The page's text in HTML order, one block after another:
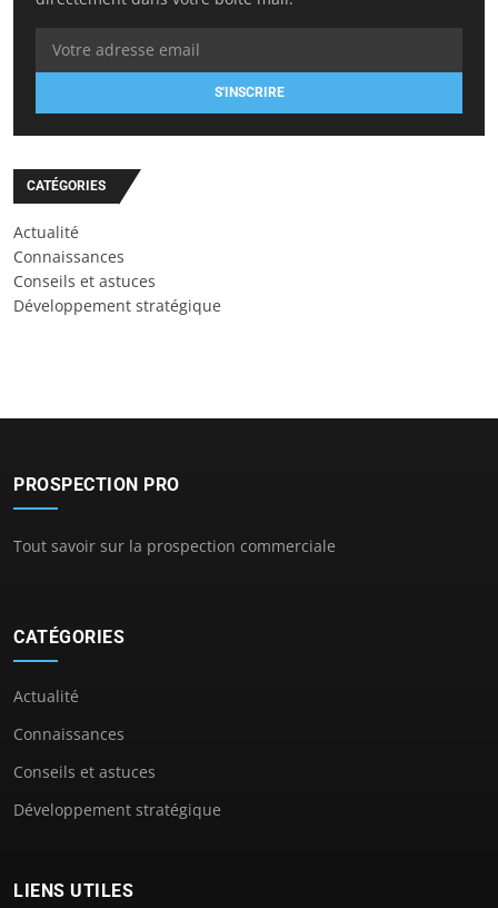
S'INSCRIRE
CATÉGORIES
Actualité
Connaissances
Conseils et astuces
Développement stratégique
PROSPECTION PRO
Tout savoir sur la prospection commerciale
CATÉGORIES
Actualité
Connaissances
Conseils et astuces
Développement stratégique
LIENS UTILES